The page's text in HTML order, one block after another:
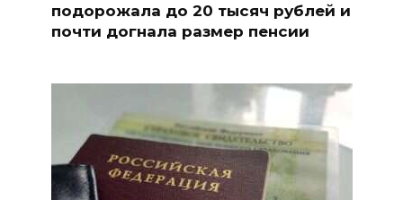
подорожала до 20 тысяч рублей и
почти догнала размер пенсии